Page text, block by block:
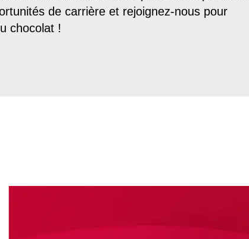
de carrière et rejoignez-nous pour
chocolat !